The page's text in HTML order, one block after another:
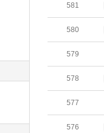
581
580
579
578
577
576